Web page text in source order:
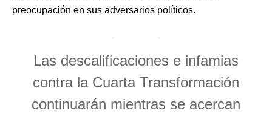
preocupación en sus adversarios políticos.
Las descalificaciones e infamias
contra la Cuarta Transformación
continuarán mientras se acercan